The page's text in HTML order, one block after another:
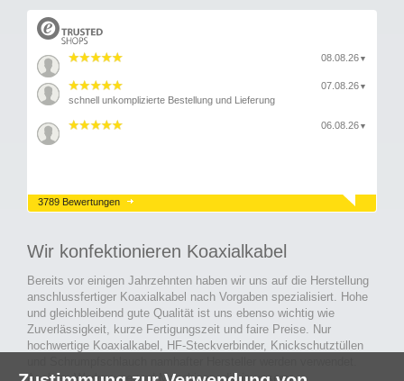
08.08.26 ▼
07.08.26 ▼
schnell unkomplizierte Bestellung und Lieferung
06.08.26 ▼
3789 Bewertungen
Wir konfektionieren Koaxialkabel
Bereits vor einigen Jahrzehnten haben wir uns auf die Herstellung
anschlussfertiger Koaxialkabel nach Vorgaben spezialisiert. Hohe
und gleichbleibend gute Qualität ist uns ebenso wichtig wie
Zuverlässigkeit, kurze Fertigungszeit und faire Preise. Nur
hochwertige Koaxialkabel, HF-Steckverbinder, Knickschutztüllen
Auch an Werkzeuge und Maschinen, die in unserer